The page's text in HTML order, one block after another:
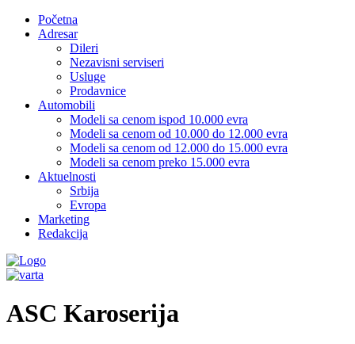
Početna
Adresar
Dileri
Nezavisni serviseri
Usluge
Prodavnice
Automobili
Modeli sa cenom ispod 10.000 evra
Modeli sa cenom od 10.000 do 12.000 evra
Modeli sa cenom od 12.000 do 15.000 evra
Modeli sa cenom preko 15.000 evra
Aktuelnosti
Srbija
Evropa
Marketing
Redakcija
ASC Karoserija